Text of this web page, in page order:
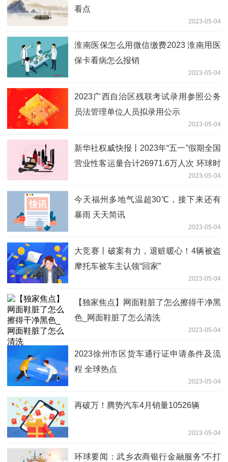
看点
2023-05-04
淮南医保怎么用微信缴费2023 淮南用医
保卡看病怎么报销
2023-05-04
2023广西自治区残联考试录用参照公务
员法管理单位人员拟录用公示
2023-05-04
新华社权威快报丨2023年“五一”假期全国
营业性客运量合计26971.6万人次 环球时
2023-05-04
今天福州多地气温超30℃，接下来还有
暴雨 天天简讯
2023-05-04
大竞赛丨破案有力，退赃暖心！4辆被盗
摩托车被车主认领“回家”
2023-05-04
【独家焦点】网面鞋脏了怎么擦得干净黑
色_网面鞋脏了怎么清洗
2023-05-04
2023徐州市区货车通行证申请条件及流
程 全球热点
2023-05-04
再破万！腾势汽车4月销量10526辆
2023-05-04
环球要闻：武乡农商银行金融服务“不打